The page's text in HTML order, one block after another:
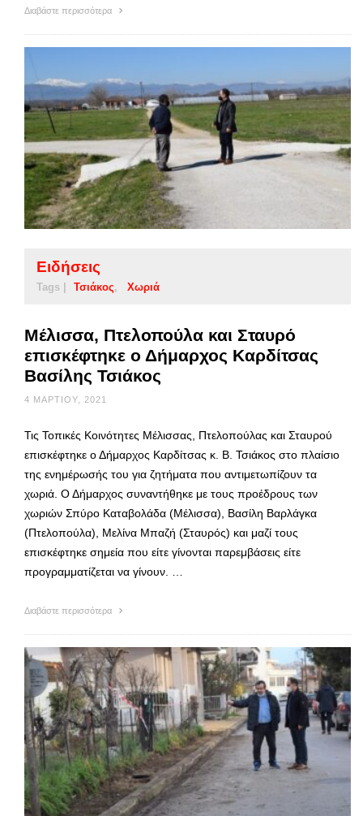
Διαβάστε περισσότερα
Ειδήσεις
Tags | Τσιάκος Χωριά
Μέλισσα, Πτελοπούλα και Σταυρό
επισκέφτηκε ο Δήμαρχος Καρδίτσας
Βασίλης Τσιάκος
4 ΜΑΡΤΊΟΥ, 2021
Τις Τοπικές Κοινότητες Μέλισσας, Πτελοπούλας και Σταυρού
επισκέφτηκε ο Δήμαρχος Καρδίτσας κ. Β. Τσιάκος στο πλαίσιο
της ενημέρωσής του για ζητήματα που αντιμετωπίζουν τα
χωριά. Ο Δήμαρχος συναντήθηκε με τους προέδρους των
χωριών Σπύρο Καταβολάδα (Μέλισσα), Βασίλη Βαρλάγκα
(Πτελοπούλα), Μελίνα Μπαζή (Σταυρός) και μαζί τους
επισκέφτηκε σημεία που είτε γίνονται παρεμβάσεις είτε
προγραμματίζεται να γίνουν. …
Διαβάστε περισσότερα